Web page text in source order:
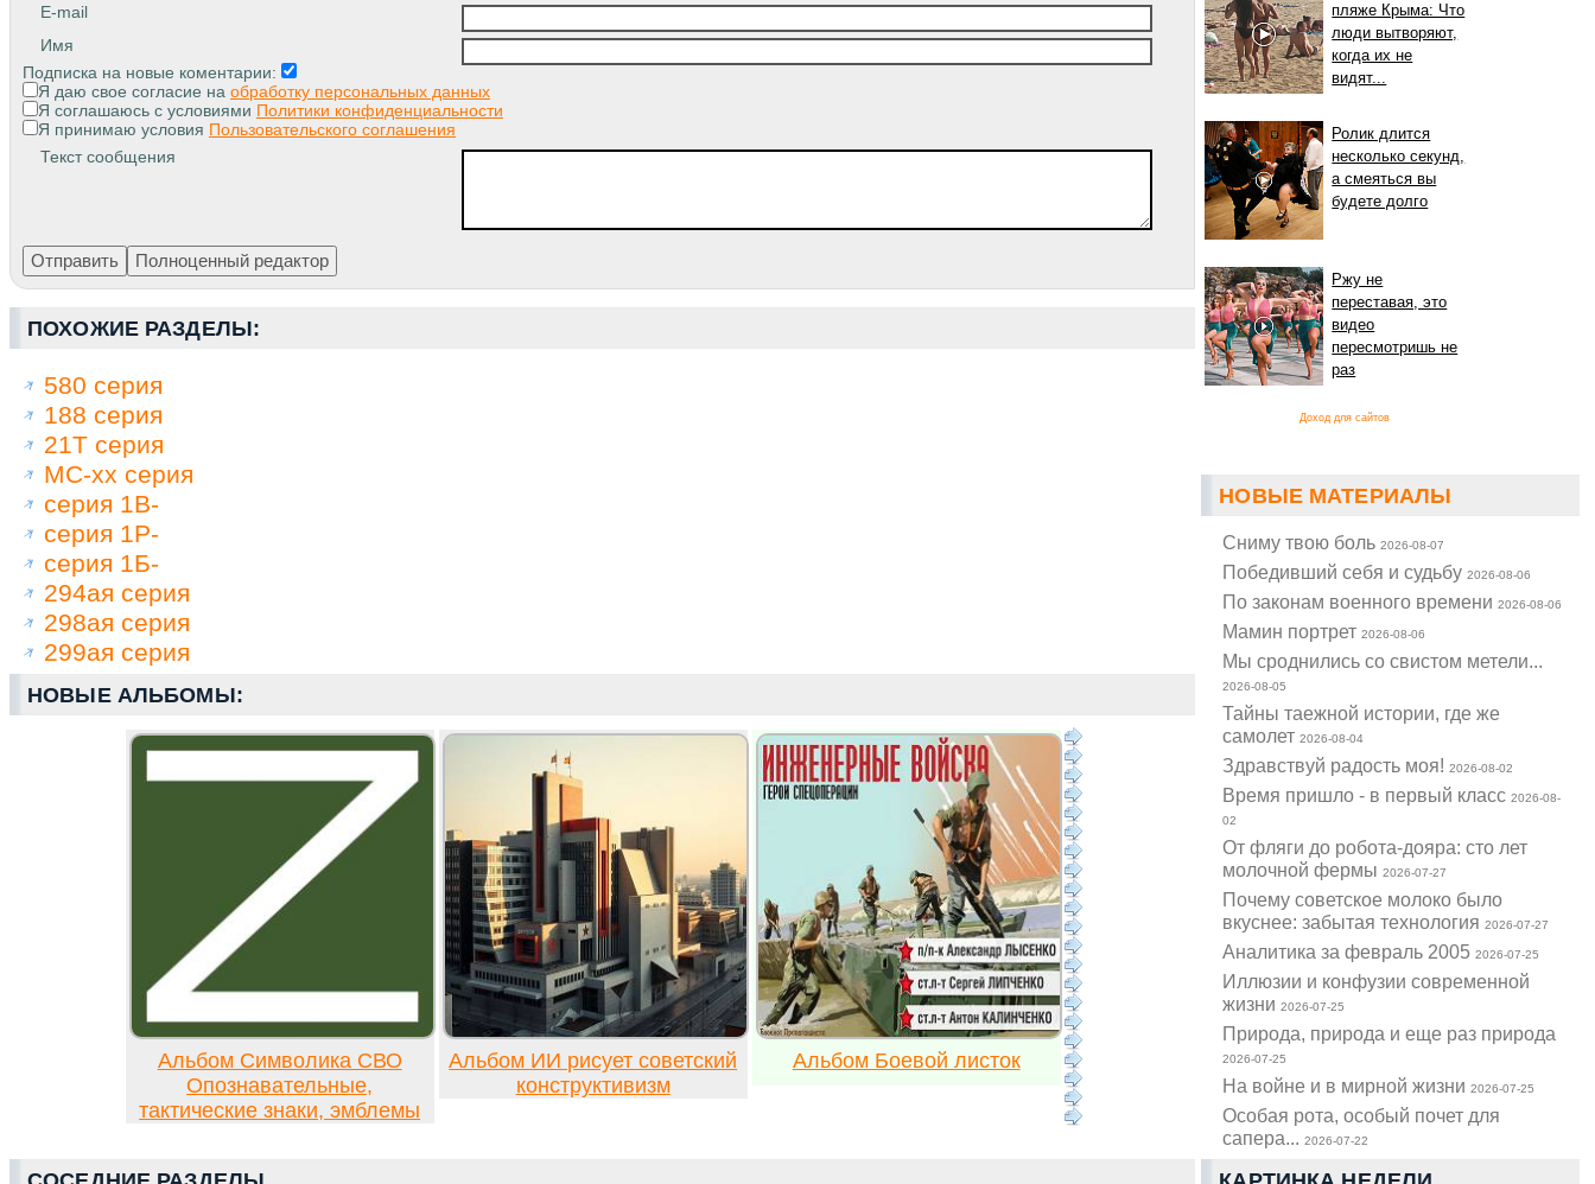
пляже Крыма: Что
люди вытворяют,
когда их не
видят...
Ролик длится
несколько секунд,
а смеяться вы
будете долго
Ржу не
переставая, это
видео
пересмотришь не
раз
Доход для сайтов
НОВЫЕ МАТЕРИАЛЫ
Cниму твою боль2026-08-07
Победивший себя и судьбу2026-08-06
По законам военного времени2026-08-06
Мамин портрет2026-08-06
Мы сроднились со свистом метели...
2026-08-05
Тайны таежной истории, где же
самолет2026-08-04
Здравствуй радость моя!2026-08-02
Время пришло - в первый класс2026-08-
02
От фляги до робота-дояра: сто лет
молочной фермы2026-07-27
Почему советское молоко было
вкуснее: забытая технология2026-07-27
Аналитика за февраль 20052026-07-25
Иллюзии и конфузии современной
жизни2026-07-25
Природа, природа и еще раз природа
2026-07-25
На войне и в мирной жизни2026-07-25
Особая рота, особый почет для
сапера...2026-07-22
E-mail
Имя
Подписка на новые коментарии:
Я даю свое согласие на обработку персональных данных
Я соглашаюсь с условиями Политики конфиденциальности
Я принимаю условия Пользовательского соглашения
Текст сообщения
ПОХОЖИЕ РАЗДЕЛЫ:
580 серия
188 серия
21Т серия
МС-хх серия
серия 1В-
серия 1Р-
серия 1Б-
294ая серия
298ая серия
299ая серия
НОВЫЕ АЛЬБОМЫ:
Альбом Символика СВО
Опознавательные,
тактические знаки, эмблемы
Альбом ИИ рисует советский
конструктивизм
Альбом Боевой листок